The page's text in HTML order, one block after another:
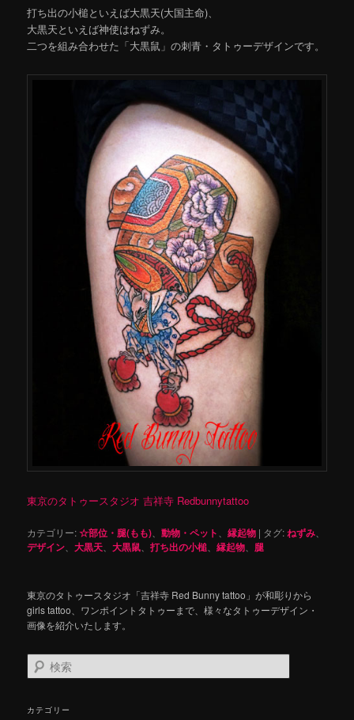
打ち出の小槌といえば大黒天(大国主命)、
大黒天といえば神使はねずみ。
二つを組み合わせた「大黒鼠」の刺青・タトゥーデザインです。
東京のタトゥースタジオ 吉祥寺 Redbunnytattoo
カテゴリー:☆部位・腿(もも) 、動物・ペット 、縁起物 | タグ:ねずみ
デザイン 、大黒天 、大黒鼠 、打ち出の小槌 、縁起物 腿
東京のタトゥースタジオ「吉祥寺 Red Bunny tattoo」が和彫りから
girls tattoo、ワンポイントタトゥーまで、様々なタトゥーデザイン・
画像を紹介いたします。
検
索
カテゴリー